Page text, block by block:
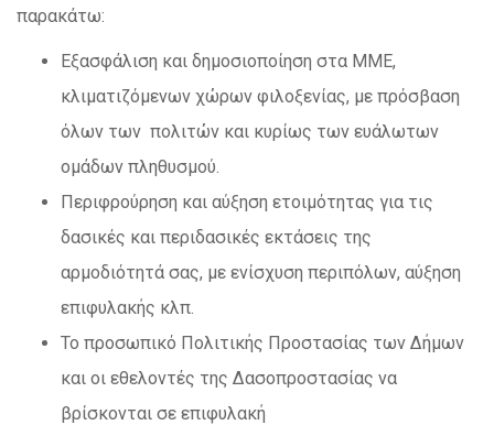
παρακάτω:
Εξασφάλιση και δημοσιοποίηση στα ΜΜΕ,
κλιματιζόμενων χώρων φιλοξενίας, με πρόσβαση
όλων των πολιτών και κυρίως των ευάλωτων
ομάδων πληθυσμού.
Περιφρούρηση και αύξηση ετοιμότητας για τις
δασικές και περιδασικές εκτάσεις της
αρμοδιότητά σας, με ενίσχυση περιπόλων, αύξηση
επιφυλακής κλπ.
Το προσωπικό Πολιτικής Προστασίας των Δήμων
και οι εθελοντές της Δασοπροστασίας να
βρίσκονται σε επιφυλακή